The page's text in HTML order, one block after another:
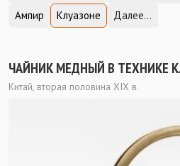
Ампир
Клуазоне Далее...
ЧАЙНИК МЕДНЫЙ В ТЕХНИКЕ
Китай, вторая половина XIX в.